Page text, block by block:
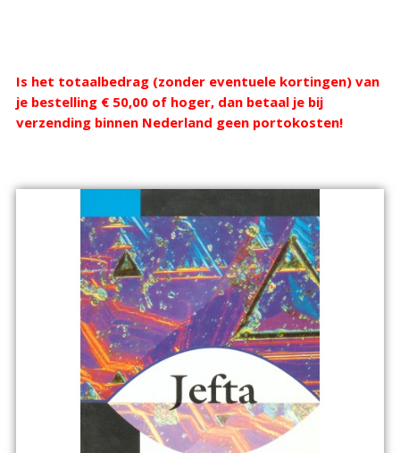
Webshop
Is het totaalbedrag (zonder eventuele kortingen) van
je bestelling € 50,00 of hoger, dan betaal je bij
verzending binnen Nederland geen portokosten!